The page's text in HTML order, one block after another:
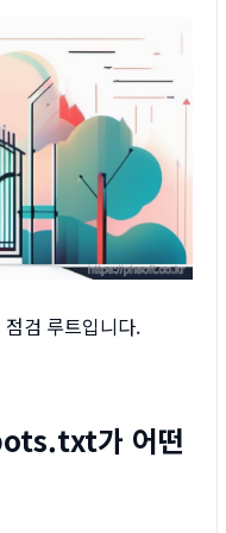
검 루트입니다.
가 어떤